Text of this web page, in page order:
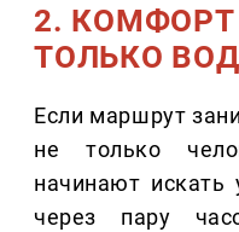
2.
ТОЛЬКО
Если маршрут
не только
начинают искать
через пару